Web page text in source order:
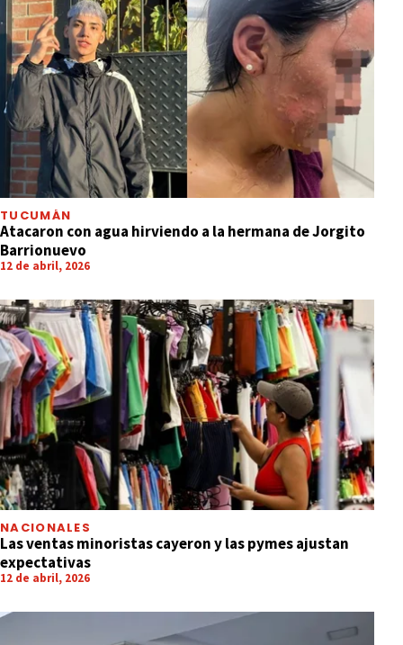
TUCUMÁN
Atacaron con agua hirviendo a la hermana de Jorgito
Barrionuevo
12 de abril, 2026
NACIONALES
Las ventas minoristas cayeron y las pymes ajustan
expectativas
12 de abril, 2026